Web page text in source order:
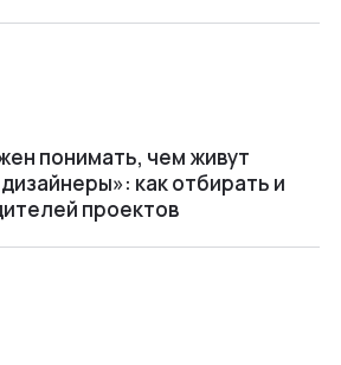
понимать, чем живут
как отбирать и
проектов